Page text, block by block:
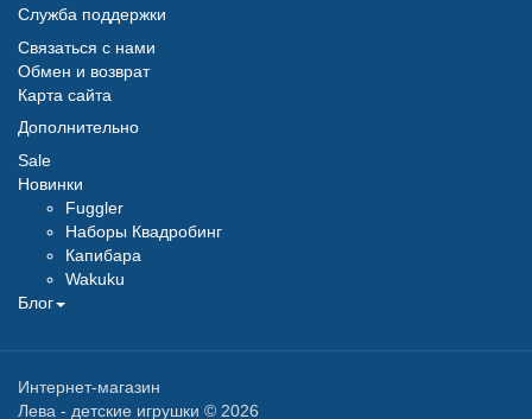
Служба поддержки
Связаться с нами
Обмен и возврат
Карта сайта
Дополнительно
Sale
Новинки
Fuggler
Наборы Квадробинг
Капибара
Wakuku
Блог
Интернет-магазин
Лева - детские игрушки © 2026